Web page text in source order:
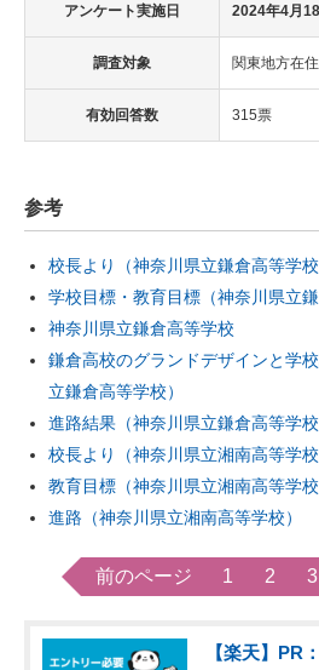
アンケート実施日 2024年4月
調査対象 関東地方在
有効回答数 315票
参考
校長より（神奈川県立鎌倉高等学校
学校目標・教育目標（神奈川県立鎌
神奈川県立鎌倉高等学校
鎌倉高校のグランドデザインと学
立鎌倉高等学校）
進路結果（神奈川県立鎌倉高等学校
校長より（神奈川県立湘南高等学校
教育目標（神奈川県立湘南高等学校
進路（神奈川県立湘南高等学校）
前のページ 1 2 3
【楽天】PR